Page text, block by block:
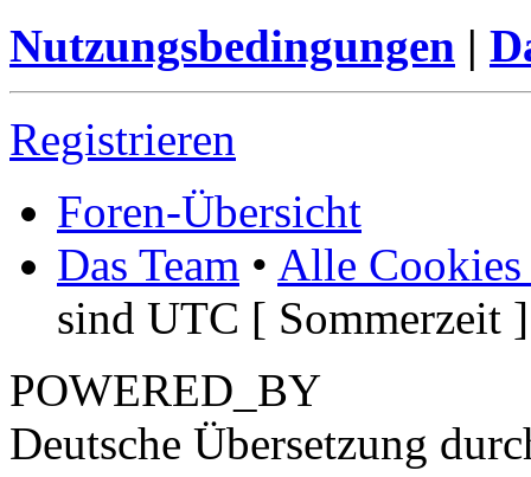
Nutzungsbedingungen |
Registrieren
Foren-Übersicht
Das Team • Alle Cookies
sind UTC [ Sommerzeit ]
POWERED_BY
Deutsche Übersetzung